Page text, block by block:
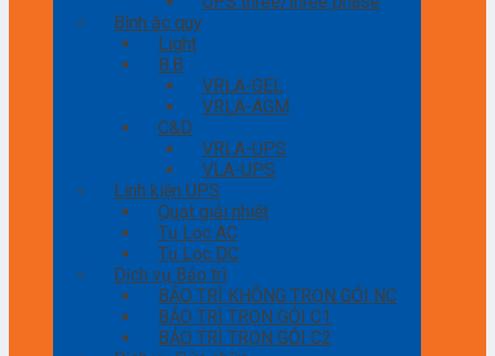
Bình ắc quy
Light
B.B
VRLA-GEL
VRLA-AGM
C&D
VRLA-UPS
VLA-UPS
Linh kiện UPS
Quạt giải nhiệt
Tụ Lọc AC
Tụ Lọc DC
Dịch vụ Bảo trì
BẢO TRÌ KHÔNG TRỌN GÓI NC
BẢO TRÌ TRỌN GÓI C1
BẢO TRÌ TRỌN GÓI C2